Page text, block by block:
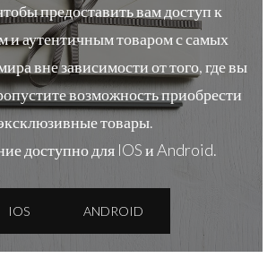
предоставить вам доступ к
и аутентичным товаром с самых
вне зависимости от того, где вы
возможность приобрести
товары.
доступно для IOS и Android.
IOS ANDROID